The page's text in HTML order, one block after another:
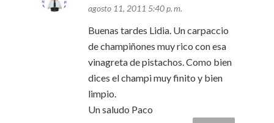
agosto 11, 2011 5:40 p. m.
Buenas tardes Lidia. Un carpaccio
de champiñones muy rico con esa
vinagreta de pistachos. Como bien
dices el champi muy finito y bien
limpio.
Un saludo Paco